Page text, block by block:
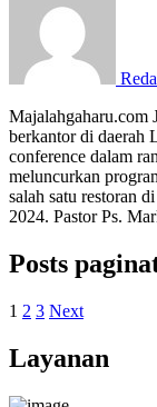
Majalahgaharu.com
berkantor di daerah
conference dalam
meluncurkan
salah satu restoran
2024. Pastor Ps.
Posts
1 2 3 Next
Layanan